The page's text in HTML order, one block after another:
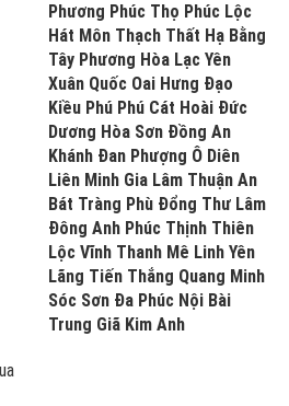
Phương Phúc Thọ Phúc Lộc
Hát Môn Thạch Thất Hạ Bằng
Tây Phương Hòa Lạc Yên
Xuân Quốc Oai Hưng Đạo
Kiều Phú Phú Cát Hoài Đức
Dương Hòa Sơn Đồng An
Khánh Đan Phượng Ô Diên
Liên Minh Gia Lâm Thuận An
Bát Tràng Phù Đổng Thư Lâm
Đông Anh Phúc Thịnh Thiên
Lộc Vĩnh Thanh Mê Linh Yên
Lãng Tiến Thắng Quang Minh
Sóc Sơn Đa Phúc Nội Bài
Trung Giã Kim Anh